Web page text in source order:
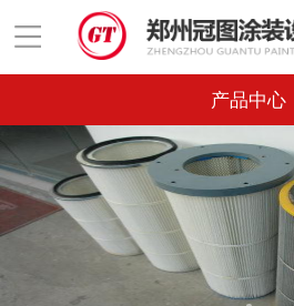
产品中心